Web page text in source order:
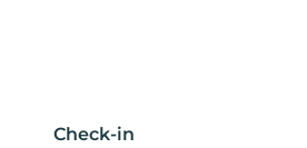
Check-in